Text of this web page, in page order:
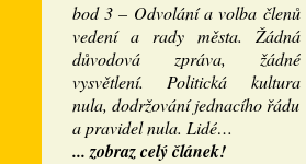
bod 3 – Odvolání a volba členů
vedení a rady města. Žádná
důvodová zpráva, žádné
vysvětlení. Politická kultura
nula, dodržování jednacího řádu
a pravidel nula. Lidé…
... zobraz celý článek!